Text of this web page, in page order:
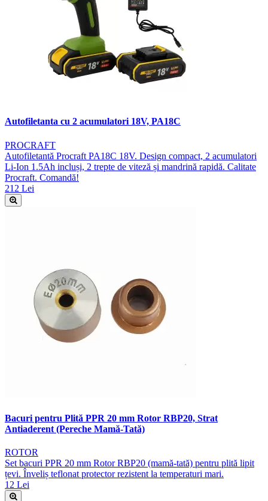
Autofiletanta cu 2 acumulatori 18V, PA18C
PROCRAFT
Autofiletantă Procraft PA18C 18V. Design compact, 2 acumulatori
Li-Ion 1.5Ah incluși, 2 trepte de viteză și mandrină rapidă. Calitate
Procraft. Comandă!
212 Lei
Bacuri pentru Plită PPR 20 mm Rotor RBP20, Strat
Antiaderent (Pereche Mamă-Tată)
ROTOR
Set bacuri PPR 20 mm Rotor RBP20 (mamă-tată) pentru plită lipit
țevi. Înveliș teflonat protector rezistent la temperaturi mari.
12 Lei